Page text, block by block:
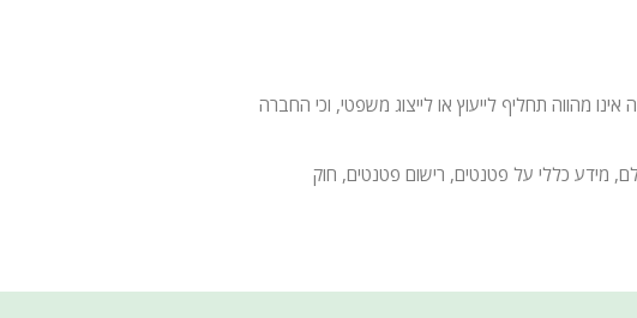
מהווה תחליף לייעוץ או לייצוג משפטי, וכי החברה
מידע כללי על פטנטים, רישום פטנטים, חוק